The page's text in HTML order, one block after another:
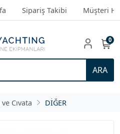
Sipariş Takibi Müşteri
ARA
0
Cıvata DİĞER